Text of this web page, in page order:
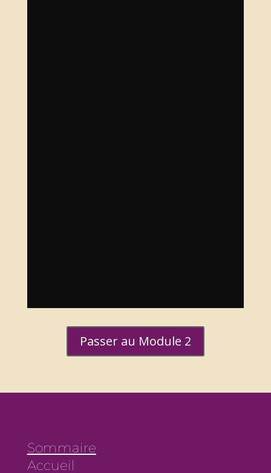
Passer au Module 2
Sommaire
Accueil